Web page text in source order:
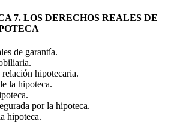
7. LOS DERECHOS REALES DE
de garantía.
hipotecaria.
la hipoteca.
por la hipoteca.
hipoteca.